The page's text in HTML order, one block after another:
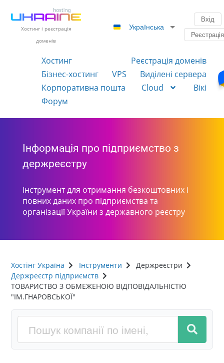
Хостинг і реєстрація
доменів
Українська
Вхід
Реєстрація
Хостинг
Реєстрація доменів
Бізнес-хостинг
VPS
Виділені сервера
Корпоративна пошта
Cloud
Вікі
Форум
Інформація про підприємство з
держреєстру
Інструмент для отримання безкоштовних і
повних даних про підприємства та
організації України з державного реєстру
Хостінг Україна Інструменти
Держреєстри
Держреєстр підприємств
ТОВАРИСТВО З ОБМЕЖЕНОЮ ВІДПОВІДАЛЬНІСТЮ
"ІМ.ГНАРОВСЬКОЇ"